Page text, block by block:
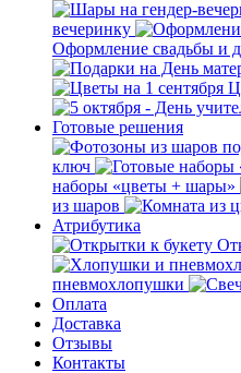
вечеринку
Оформление свадьбы и
Готовые решения
ключ
наборы «цветы + шары»
из шаров
Атрибутика
пневмохлопушки
Оплата
Доставка
Отзывы
Контакты